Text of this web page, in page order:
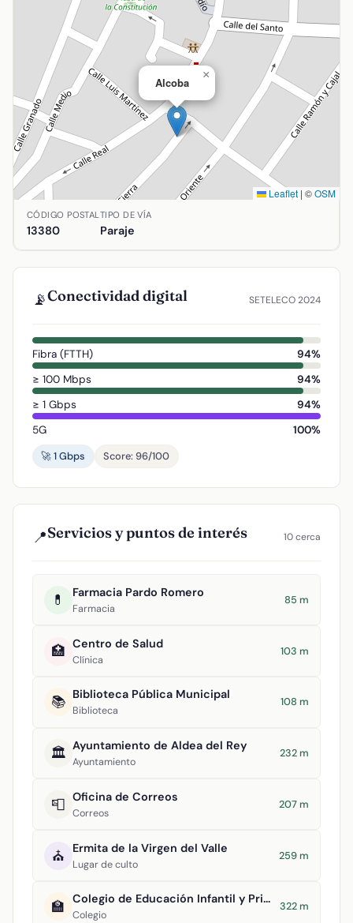
Alcoba
×
Leaflet | ©OSM
Ubicación de Alcoba en Aldea del Rey, Ciudad Real.
CÓDIGO POSTAL
13380
TIPO DE VÍA
Paraje
📡Conectividad digital SETELECO 2024
Fibra (FTTH)
94%
≥ 100 Mbps
94%
≥ 1 Gbps
94%
5G
100%
🚀 1 Gbps
Score: 96/100
📍Servicios y puntos de interés 10 cerca
💊 Farmacia Pardo Romero
Farmacia
85 m
🏥 Centro de Salud
Clínica
103 m
📚 Biblioteca Pública Municipal
Biblioteca
108 m
🏛️ Ayuntamiento de Aldea del Rey
Ayuntamiento
232 m
📮 Oficina de Correos
Correos
207 m
⛪ Ermita de la Virgen del Valle
Lugar de culto
259 m
🏫 Colegio de Educación Infantil y Primaria Maestro Navas
Colegio
322 m